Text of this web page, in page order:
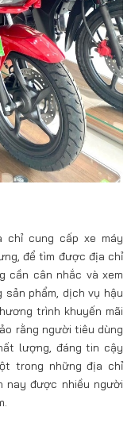
chỉ cung cấp xe máy
để tìm được địa chỉ
cần cân nhắc và xem
phẩm, dịch vụ hậu
trình khuyến mãi
rằng người tiêu dùng
lượng, đáng tin cậy
trong những địa chỉ
nay được nhiều người